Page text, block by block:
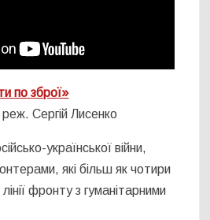
по зброї»
Сергій Лисенко
української війни,
які більш як чотири
фронту з гуманітарними